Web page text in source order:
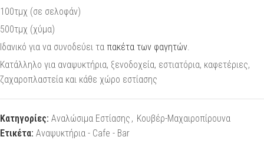
100τμχ (σε σελοφάν)
500τμχ (χύμα)
Ιδανικό για να συνοδεύει τα πακέτα των φαγητών.
Κατάλληλο για αναψυκτήρια, ξενοδοχεία, εστιατόρια, καφετέριες,
ζαχαροπλαστεία και κάθε χώρο εστίασης
Κατηγορίες: Αναλώσιμα Εστίασης , Κουβέρ-Μαχαιροπίρουνα
Ετικέτα: Αναψυκτήρια - Cafe - Bar